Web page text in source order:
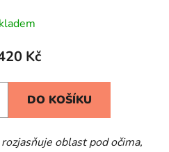
Kč
DO KOŠÍKU
oblast pod očima,